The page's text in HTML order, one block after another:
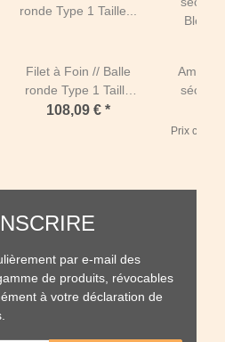
Filet à Foin // Balle
ronde Type 1 Taille
"M" ( Ø 1m50 +
108,09 € *
Amigo®
Prix
par e-mail des
de produits, révocables
à votre déclaration de